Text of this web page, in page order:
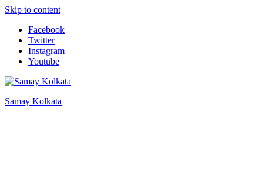
Skip to content
Facebook
Twitter
Instagram
Youtube
Samay Kolkata